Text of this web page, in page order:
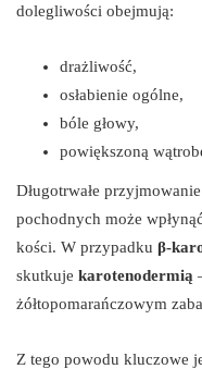
dolegliwości obejmują:
drażliwość,
osłabienie ogólne,
bóle głowy,
powiększoną
Długotrwałe
pochodnych może
kości. W przypadku β-
skutkuje karotenodermią
żółtopomarańczowym
Z tego powodu kluczowe